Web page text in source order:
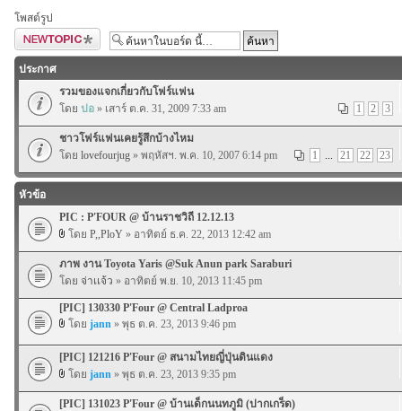
โพสต์รูป
ตั้งกระทู้ใหม่
ประกาศ
รวมของแจกเกี่ยวกับโฟร์แฟน
1
2 3
โดย ปอ » เสาร์ ต.ค. 31, 2009 7:33 am
ชาวโฟร์แฟนเคยรู้สึกบ้างไหม
1
... 21 22 23
โดย lovefourjug » พฤหัสฯ. พ.ค. 10, 2007 6:14 pm
หัวข้อ
PIC : P'FOUR @ บ้านราชวิถี 12.12.13
โดย P,,PloY » อาทิตย์ ธ.ค. 22, 2013 12:42 am
ภาพ งาน Toyota Yaris @Suk Anun park Saraburi
โดย จ่าเเจ้ว » อาทิตย์ พ.ย. 10, 2013 11:45 pm
[PIC] 130330 P'Four @ Central Ladproa
โดย jann » พุธ ต.ค. 23, 2013 9:46 pm
[PIC] 121216 P'Four @ สนามไทยญี่ปุ่นดินแดง
โดย jann » พุธ ต.ค. 23, 2013 9:35 pm
[PIC] 131023 P'Four @ บ้านเด็กนนทภูมิ (ปากเกร็ด)